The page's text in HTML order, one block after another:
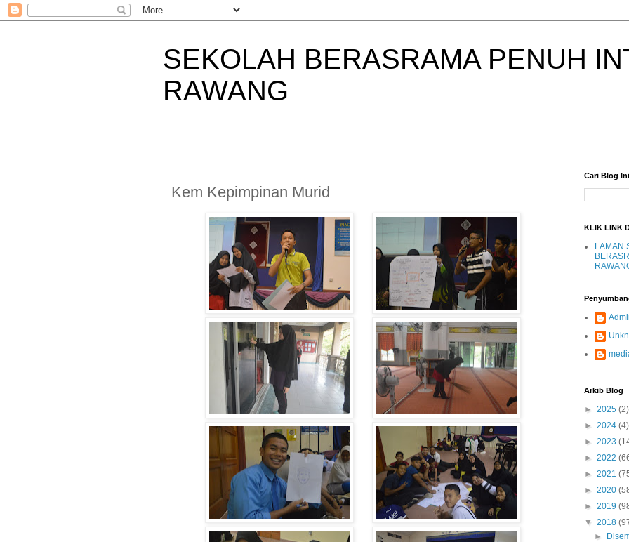
SEKOLAH BERASRAMA PENUH
RAWANG
Kem Kepimpinan Murid
Cari Blog Ini
KLIK LINK
LAMAN
Arkib Blog
► 2025 (2)
► 2024 (4)
► 2023
► 2022
► 2021
► 2020
► 2019
▼ 2018
►